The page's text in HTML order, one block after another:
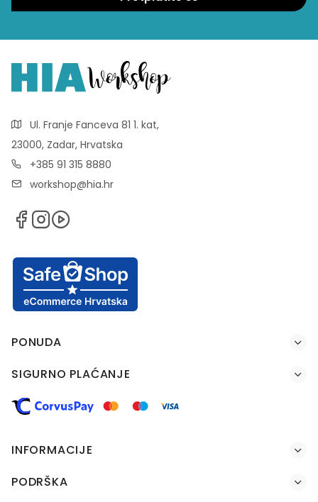
Ul. Franje Fanceva 81 1. kat,
23000, Zadar, Hrvatska
+385 91 315 8880
workshop@hia.hr
PONUDA
SIGURNO PLAĆANJE
INFORMACIJE
PODRŠKA